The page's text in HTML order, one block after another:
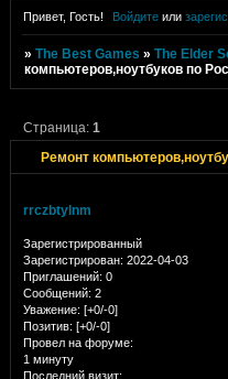
Привет, Гость! Войдите или
»The Best Games »The Elder
компьютеров,ноутбуков по
Ремонт
Страница:1
rrczbtylnm
Зарегистрированный
Зарегистрирован: 2022-04-03
Приглашений: 0
Сообщений: 2
Уважение: [+0/-0]
Позитив: [+0/-0]
Провел на форуме:
1 минуту
Последний визит: